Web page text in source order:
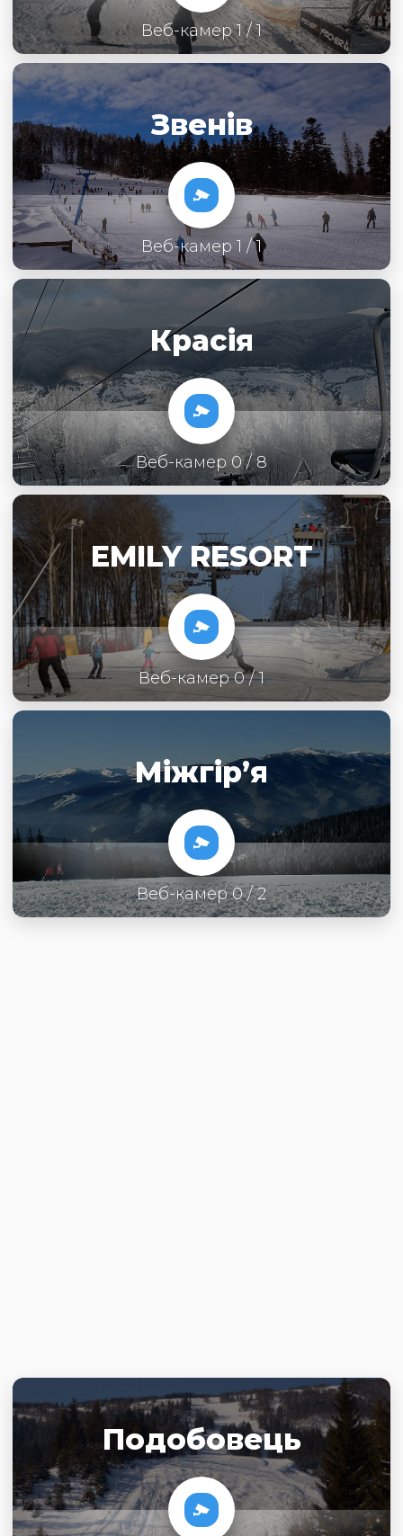
Веб-камер 1 / 1
Звенів
Веб-камер 1 / 1
Красія
Веб-камер 0 / 8
EMILY RESORT
Веб-камер 0 / 1
Міжгір’я
Веб-камер 0 / 2
Подобовець